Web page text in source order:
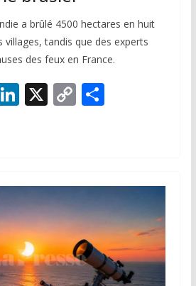
a brûlé 4500 hectares en huit
villages, tandis que des experts
des feux en France.
Li
dI
n
X C
Li
n
k
P
er